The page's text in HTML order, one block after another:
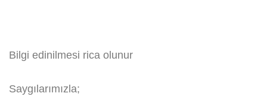
Bilgi edinilmesi rica olunur
Saygılarımızla;